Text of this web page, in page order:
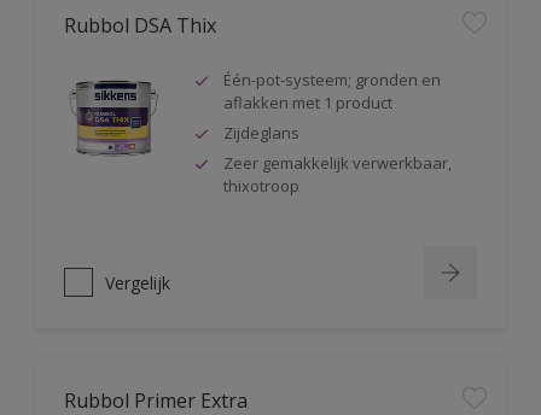
Rubbol DSA Thix
Één-pot-systeem; gronden en
aflakken met 1 product
Zijdeglans
Zeer gemakkelijk verwerkbaar,
thixotroop
Vergelijk
Rubbol Primer Extra